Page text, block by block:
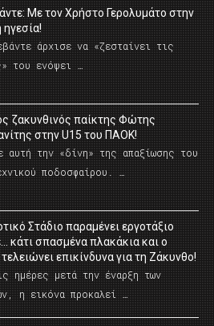
Με τον Χρήστο Γερολυμάτο στην
ηγεσία!
άρχισε να «ζεσταίνει τις
του ενόψει …
ζακυνθινός παίκτης Φώτης
στην U15 του ΠΑΟΚ!
αυτή την «δίνη» της απαξίωσης του
ποδοσφαίρου. …
Στάδιο παραμένει εργοτάξιο
κάτι σπασμένα πλακάκια και ο
επικίνδυνα για τη Ζάκυνθο!
ημέρες μετά την έναρξη των
η εικόνα προκαλεί …